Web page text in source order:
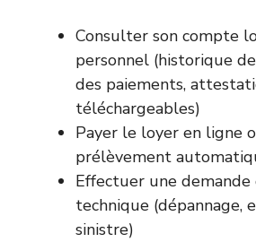
Consulter son compte
personnel (historique
des paiements,
téléchargeables)
Payer le loyer en ligne
prélèvement
Effectuer une demande
technique (dépannage,
sinistre)